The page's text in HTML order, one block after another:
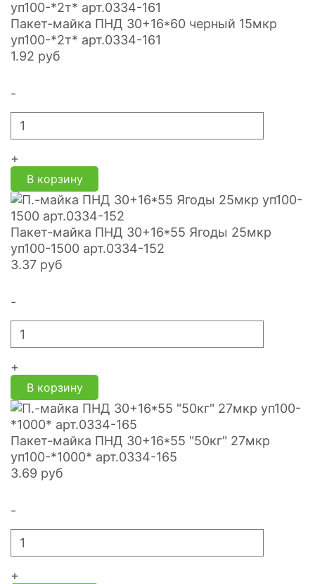
Пакет-майка ПНД 30+16*60 черный 15мкр
уп100-*2т* арт.0334-161
1.92 руб
-
+
В корзину
Пакет-майка ПНД 30+16*55 Ягоды 25мкр
уп100-1500 арт.0334-152
3.37 руб
-
+
В корзину
Пакет-майка ПНД 30+16*55 "50кг" 27мкр
уп100-*1000* арт.0334-165
3.69 руб
-
+